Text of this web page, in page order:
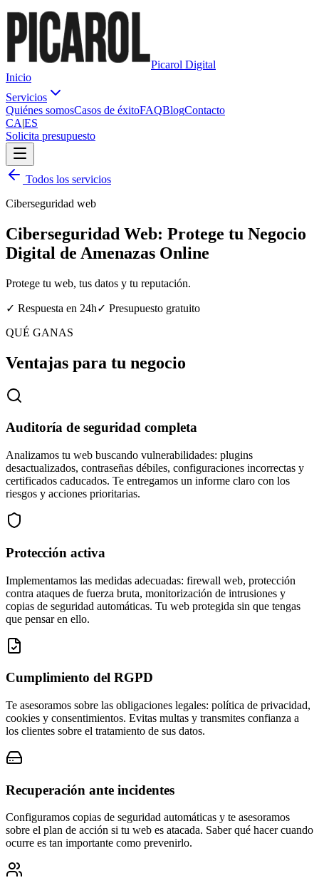
Picarol Digital
Inicio
Servicios
Quiénes somosCasos de éxitoFAQBlogContacto
CA|ES
Solicita presupuesto
Todos los servicios
Ciberseguridad web
Ciberseguridad Web: Protege tu Negocio
Digital de Amenazas Online
Protege tu web, tus datos y tu reputación.
✓ Respuesta en 24h✓ Presupuesto gratuito
QUÉ GANAS
Ventajas para tu negocio
Auditoría de seguridad completa
Analizamos tu web buscando vulnerabilidades: plugins
desactualizados, contraseñas débiles, configuraciones incorrectas y
certificados caducados. Te entregamos un informe claro con los
riesgos y acciones prioritarias.
Protección activa
Implementamos las medidas adecuadas: firewall web, protección
contra ataques de fuerza bruta, monitorización de intrusiones y
copias de seguridad automáticas. Tu web protegida sin que tengas
que pensar en ello.
Cumplimiento del RGPD
Te asesoramos sobre las obligaciones legales: política de privacidad,
cookies y consentimientos. Evitas multas y transmites confianza a
los clientes sobre el tratamiento de sus datos.
Recuperación ante incidentes
Configuramos copias de seguridad automáticas y te asesoramos
sobre el plan de acción si tu web es atacada. Saber qué hacer cuando
ocurre es tan importante como prevenirlo.